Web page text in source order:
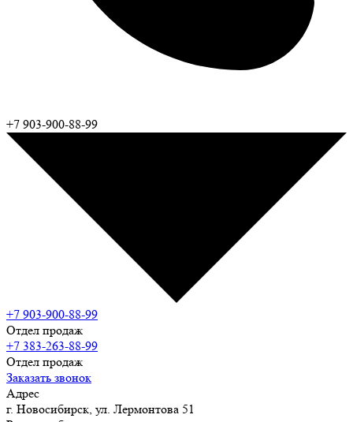
+7 903-900-88-99
+7 903-900-88-99
Отдел продаж
+7 383-263-88-99
Отдел продаж
Заказать звонок
Адрес
г. Новосибирск, ул. Лермонтова 51